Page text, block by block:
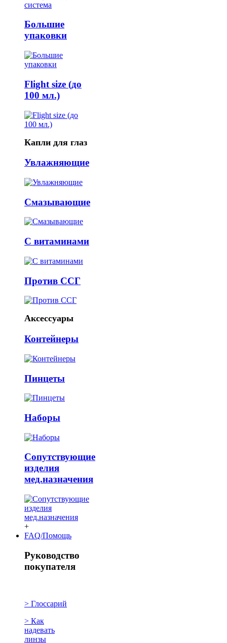
Большие
упаковки
Flight size (до
100 мл.)
Капли для глаз
Увлажняющие
Смазывающие
С витаминами
Против ССГ
Аксессуары
Контейнеры
Пинцеты
Наборы
Сопутствующие
изделия
мед.назначения
+
FAQ/Помощь
Руководство
покупателя
> Глоссарий
> Как
надевать
линзы